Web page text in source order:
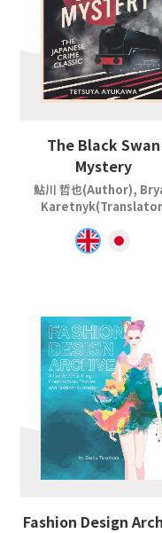
The Black Swan
Mystery
鮎川 哲也(Author),
Fashion Design